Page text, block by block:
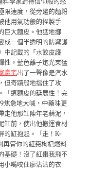
限速度，從旁邊的麵粉
他用氣功般的捏製手
巨大麵皮。他猛地擲
成一個半透明的防禦護
中記載的「水餃皮護
性。藍色離子炮光束猛
豪宅出了一聲像是汽水
但奇蹟般地擋住了攻
「這麵皮的延展性！完
焦急地大喊，中藥味更
走他那缸陳年老蒜泥，
缸前，使出他搬運食材
的缸抱起。「走！K-
再管你的紅棗枸杞燃料
基礎！沒了紅棗我飛不
小嘴咬住廖沾沾的衣